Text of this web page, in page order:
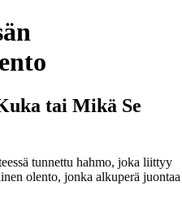
tai Mikä Se
tunnettu hahmo, joka liittyy
olento, jonka alkuperä juontaa